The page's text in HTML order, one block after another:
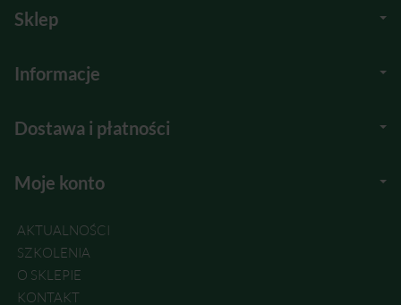
Sklep
Informacje
Dostawa i płatności
Moje konto
AKTUALNOŚCI
SZKOLENIA
O SKLEPIE
KONTAKT